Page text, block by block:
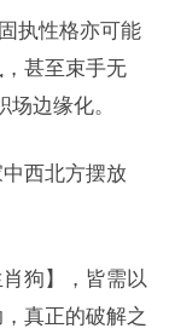
执性格亦可能
甚至束手无
边缘化。
西北方摆放
狗】，皆需以
真正的破解之